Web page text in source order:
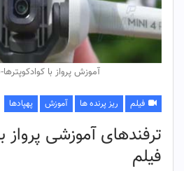
آموزش پرواز با
فیلم ریز پرنده ها آموزش پهپادها
فیلم